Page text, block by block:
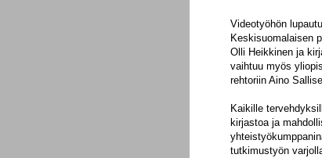
Videotyöhön
Keskisuomalaisen
Olli Heikkinen ja
vaihtuu myös
rehtoriin Aino
Kaikille
kirjastoa ja
tutkimustyön